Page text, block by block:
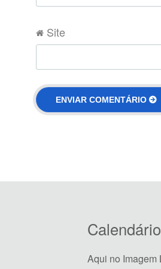
Site
Aqui no Imagem